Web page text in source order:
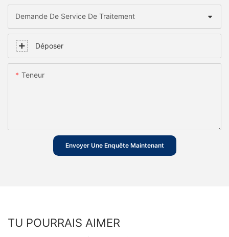
Demande De Service De Traitement
Déposer
Teneur
Envoyer Une Enquête Maintenant
TU POURRAIS AIMER